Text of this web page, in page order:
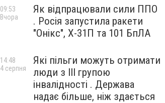
Як відпрацювали сили ППО
. Росія запустила ракети
"Онікс", Х-31П та 101 БпЛА
09:53
Вчора
Які пільги можуть отримати
люди з III групою
інвалідності . Держава
надає більше, ніж здається
14:48
4 серпня